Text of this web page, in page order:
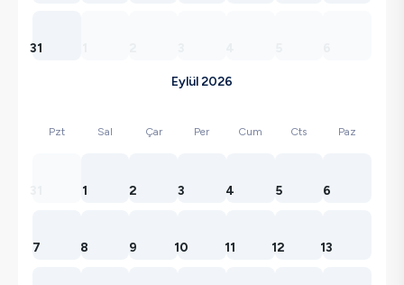
31
Eylül 2026
Pzt Sal Çar Per Cum Cts Paz
1 2 3 4 5 6
7 8 9 10 11 12 13